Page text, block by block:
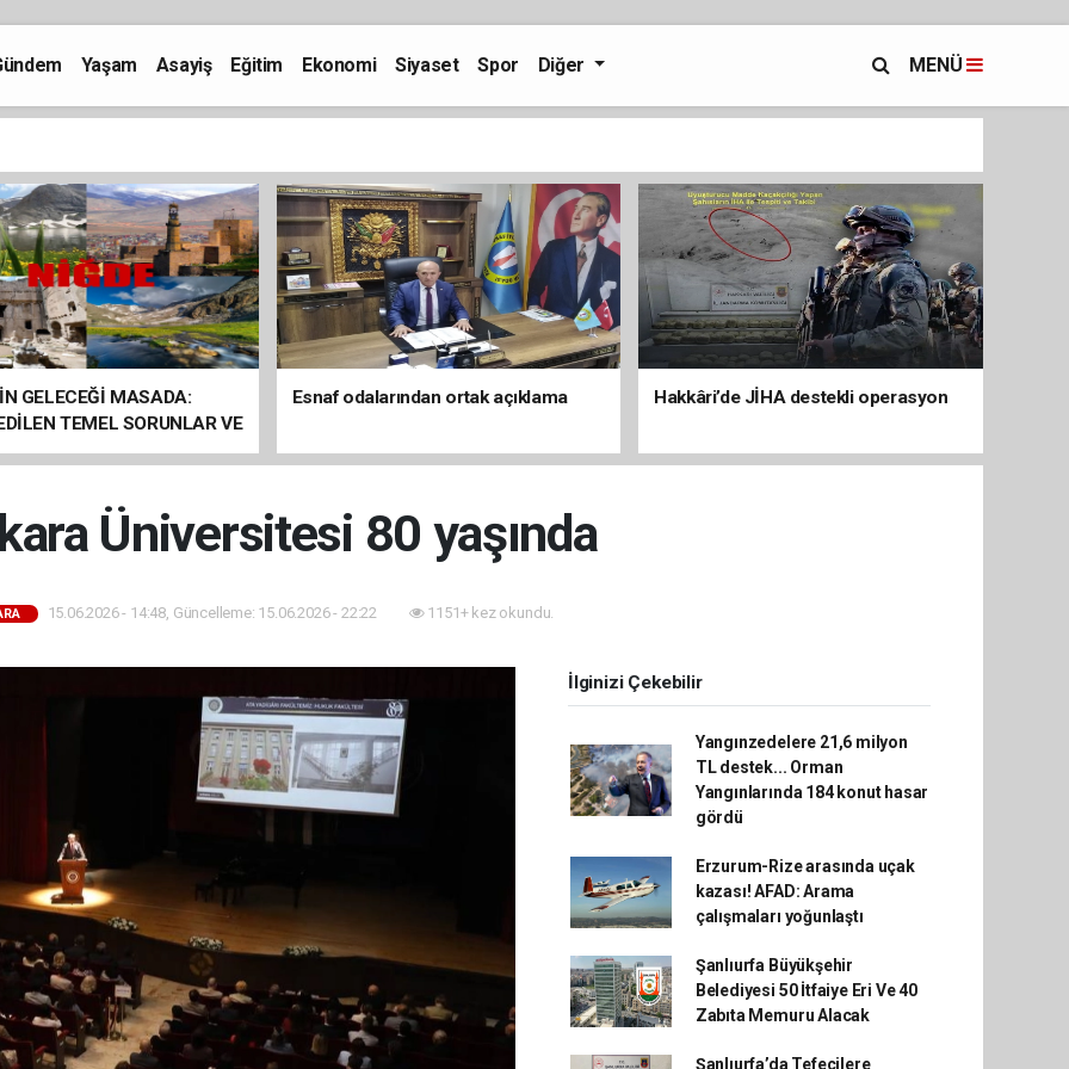
Yaşam Asayiş Eğitim Ekonomi Siyaset Spor Diğer MENÜ
GELECEĞİ MASADA:
TEMEL SORUNLAR VE
ÖNERİLERİ
Esnaf odalarından ortak açıklama Hakkâri’de JİHA destekli operasyon
Üniversitesi 80 yaşında
15.06.2026 - 14:48, Güncelleme: 15.06.2026 - 22:22 1151+ kez okundu.
İlginizi Çekebilir
Yangınzedelere 21,6 milyon
TL destek... Orman
Yangınlarında 184 konut hasar
gördü
Erzurum-Rize arasında uçak
kazası! AFAD: Arama
çalışmaları yoğunlaştı
Şanlıurfa Büyükşehir
Belediyesi 50 İtfaiye Eri Ve 40
Zabıta Memuru Alacak
Şanlıurfa’da Tefecilere